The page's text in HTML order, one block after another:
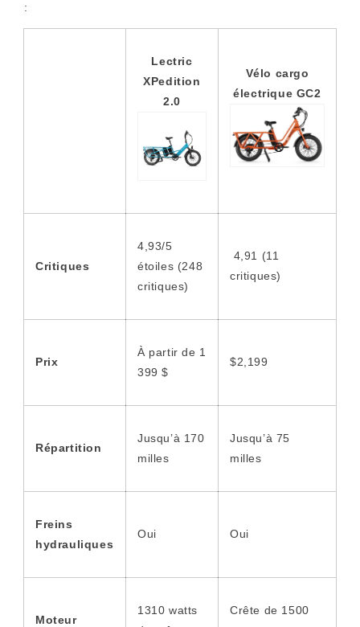
:
Lectric
XPedition
2.0
Vélo cargo
électrique GC2
Critiques
4,93/5
étoiles (248
critiques)
4,91 (11
critiques)
Prix
À partir de 1
399 $
$2,199
Répartition
Jusqu’à 170
milles
Jusqu’à 75
milles
Freins
hydrauliques
Oui Oui
Moteur
1310 watts
Crête de 1500